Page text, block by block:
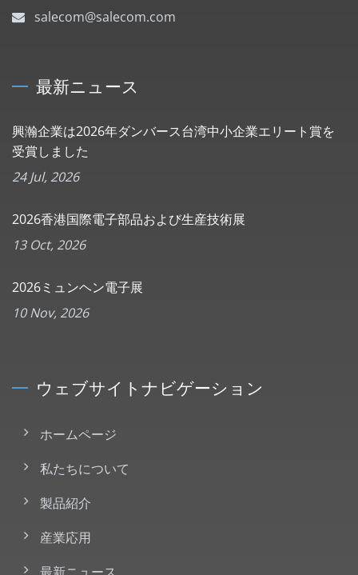
salecom@salecom.com
最新ニュース
興瀚企業は2026年ダンバース台湾中小企業エリート賞を
受賞しました
24 Jul, 2026
2026香港国際電子部品および生産技術展
13 Oct, 2026
2026ミュンヘン電子展
10 Nov, 2026
ウェブサイトナビゲーション
ホームページ
私たちについて
製品紹介
産業応用